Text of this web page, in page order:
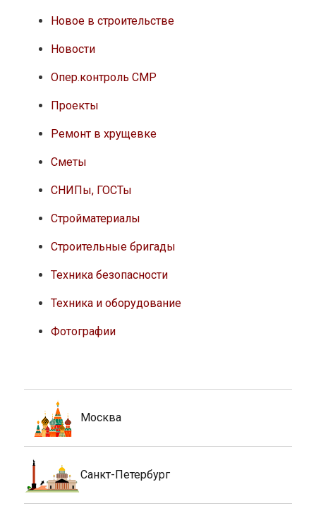
Новое в строительстве
Новости
Опер.контроль СМР
Проекты
Ремонт в хрущевке
Сметы
СНИПы, ГОСТы
Стройматериалы
Строительные бригады
Техника безопасности
Техника и оборудование
Фотографии
Москва
Санкт-Петербург